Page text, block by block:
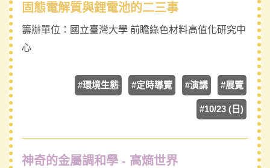
固態電解質與鋰電池的二三事
籌辦單位： 國立臺灣大學 前瞻綠色材料高值化研究中
心
#環境生態 #定時導覽 #演講 #展覽
#10/23 (日)
神奇的金屬調和學 - 高熵世界